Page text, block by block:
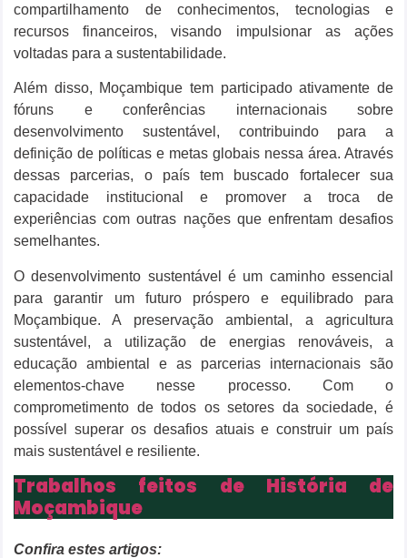
compartilhamento de conhecimentos, tecnologias e
recursos financeiros, visando impulsionar as ações
voltadas para a sustentabilidade.
Além disso, Moçambique tem participado ativamente de
fóruns e conferências internacionais sobre
desenvolvimento sustentável, contribuindo para a
definição de políticas e metas globais nessa área. Através
dessas parcerias, o país tem buscado fortalecer sua
capacidade institucional e promover a troca de
experiências com outras nações que enfrentam desafios
semelhantes.
O desenvolvimento sustentável é um caminho essencial
para garantir um futuro próspero e equilibrado para
Moçambique. A preservação ambiental, a agricultura
sustentável, a utilização de energias renováveis, a
educação ambiental e as parcerias internacionais são
elementos-chave nesse processo. Com o
comprometimento de todos os setores da sociedade, é
possível superar os desafios atuais e construir um país
mais sustentável e resiliente.
Trabalhos feitos de História de
Moçambique
Confira estes artigos: